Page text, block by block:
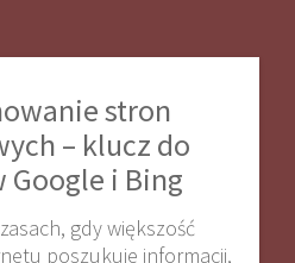
stron
– klucz do
Google i Bing
gdy większość
poszukuje informacji,